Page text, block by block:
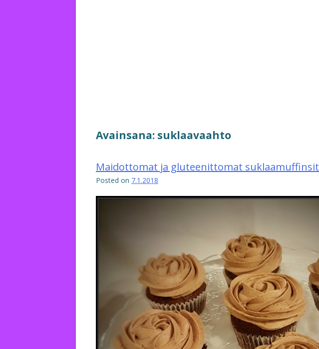
Avainsana: suklaavaahto
Maidottomat ja gluteenittomat suklaamuffinsit
Posted on 7.1.2018